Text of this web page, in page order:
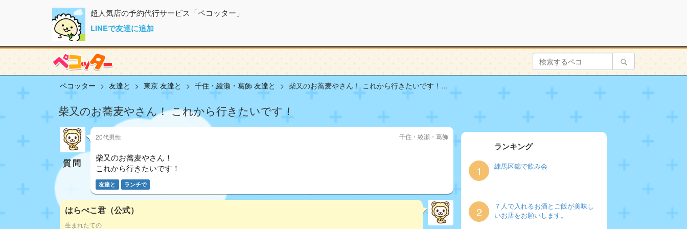
超人気店の予約代行サービス「ペコッター」
LINEで友達に追加
ペコッター 友達と 東京 友達と 千住・綾瀬・葛飾 友達と 柴又のお蕎麦やさん！ これから行きたいです！...
柴又のお蕎麦やさん！ これから行きたいです！
質問
20代男性 千住・綾瀬・葛飾
柴又のお蕎麦やさん！
これから行きたいです！
友達と ランチで
はらぺこ君（公式）
生まれたての
ランキング
1 練馬区錦で飲み会
2
７人で入れるお酒とご飯が美味し
いお店をお願いします。